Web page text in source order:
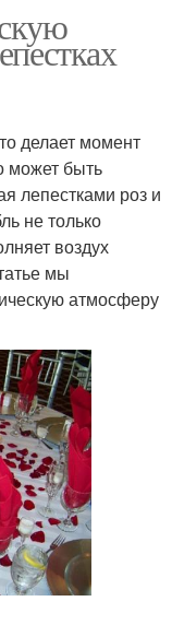
делает момент
может быть
лепестками роз и
не только
воздух
мы
атмосферу